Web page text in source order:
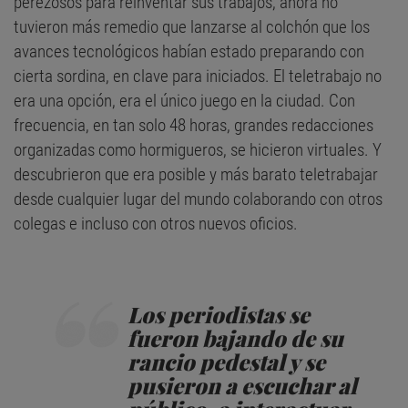
tuvieron más remedio que lanzarse al colchón que los
avances tecnológicos habían estado preparando con
cierta sordina, en clave para iniciados. El teletrabajo no
era una opción, era el único juego en la ciudad. Con
frecuencia, en tan solo 48 horas, grandes redacciones
organizadas como hormigueros, se hicieron virtuales. Y
descubrieron que era posible y más barato teletrabajar
desde cualquier lugar del mundo colaborando con otros
colegas e incluso con otros nuevos oficios.
Los periodistas se
fueron bajando de su
rancio pedestal y se
pusieron a escuchar al